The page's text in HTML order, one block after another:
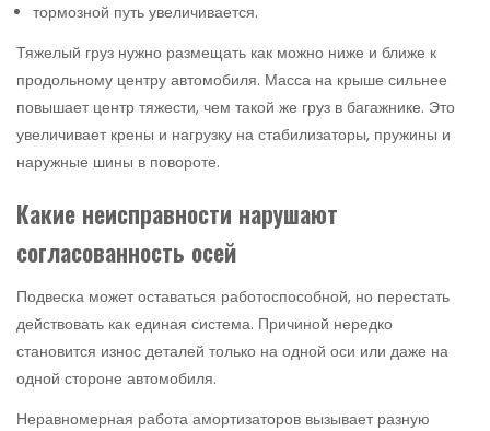
тормозной путь увеличивается.
Тяжелый груз нужно размещать как можно ниже и ближе к
продольному центру автомобиля. Масса на крыше сильнее
повышает центр тяжести, чем такой же груз в багажнике. Это
увеличивает крены и нагрузку на стабилизаторы, пружины и
наружные шины в повороте.
Какие неисправности нарушают
согласованность осей
Подвеска может оставаться работоспособной, но перестать
действовать как единая система. Причиной нередко
становится износ деталей только на одной оси или даже на
одной стороне автомобиля.
Неравномерная работа амортизаторов вызывает разную